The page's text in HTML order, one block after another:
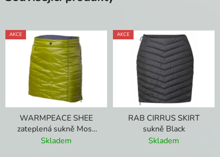
AKCE
WARMPEACE SHEE
zateplená sukně Moss
Green-Grey
Skladem
AKCE
RAB CIRRUS SKIRT
sukně Black
Skladem